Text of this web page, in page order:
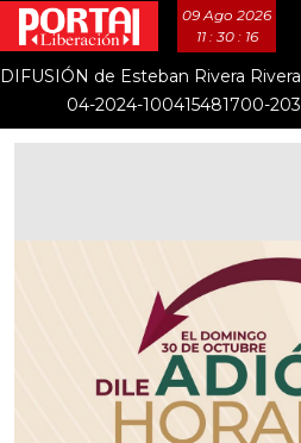
09 Ago 2026
11 : 30 : 16
DIFUSIÓN de Esteban Rivera Rivera
04-2024-100415481700-203